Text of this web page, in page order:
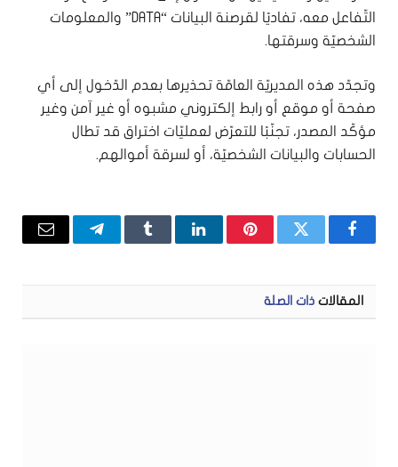
التّفاعل معه، تفاديًا لقرصنة البيانات “DATA” والمعلومات
الشخصيّة وسرقتها.
وتجدّد هذه المديريّة العامّة تحذيرها بعدم الدّخول إلى أي
صفحة أو موقع أو رابط إلكتروني مشبوه أو غير آمن وغير
مؤكّد المصدر، تجنّبًا للتعرّض لعمليّات اختراق قد تطال
الحسابات والبيانات الشخصيّة، أو لسرقة أموالهم.
فيسبوكتويتر بينتيريستلينكدإنTumblrتيلقرامالبريد
المقالات ذات الصلة